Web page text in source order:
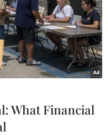
What Financial